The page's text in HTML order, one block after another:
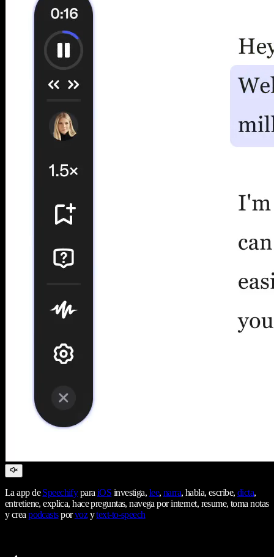
La app deSpeechifyparaiOS investiga, lee, narra, habla, escribe, dicta,
entretiene, explica, hace preguntas, navega por internet, resume, toma notas
y creapodcastsporvozytext-to-speech